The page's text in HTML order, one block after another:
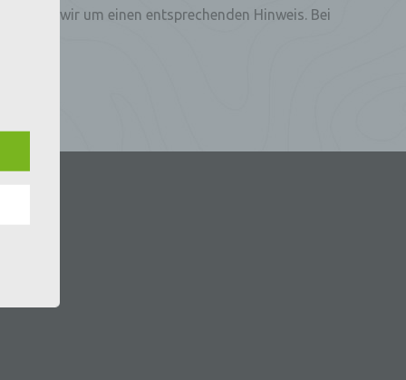
bitten wir um einen entsprechenden Hinweis. Bei